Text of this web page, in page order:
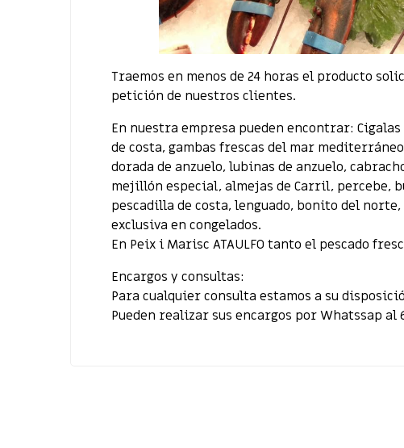
Traemos en menos de 24 horas el producto
petición de nuestros clientes.
En nuestra empresa pueden encontrar:
de costa, gambas frescas del mar
dorada de anzuelo, lubinas de anzuelo,
mejillón especial, almejas de Carril, percebe,
pescadilla de costa, lenguado, bonito del
exclusiva en congelados.
En Peix i Marisc ATAULFO tanto el pescado
Encargos y consultas:
Para cualquier consulta estamos a su
Pueden realizar sus encargos por Whatssap al